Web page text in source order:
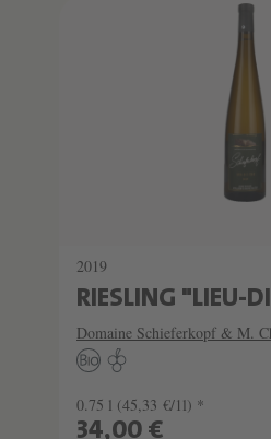
2019
RIESLING "LIEU-
Domaine Schieferkopf & M.
0.75 l (45,33 €/1l) *
34,00 €